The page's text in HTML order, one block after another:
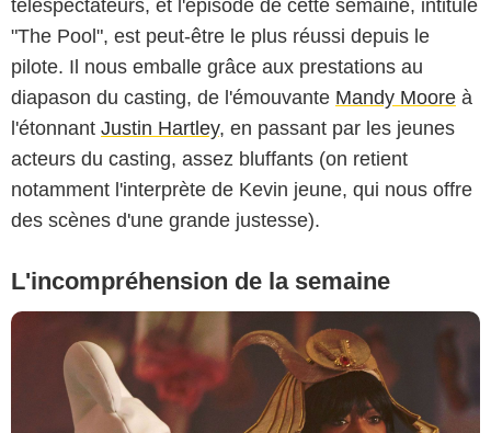
téléspectateurs, et l'épisode de cette semaine, intitulé
"The Pool", est peut-être le plus réussi depuis le
pilote. Il nous emballe grâce aux prestations au
diapason du casting, de l'émouvante Mandy Moore à
l'étonnant Justin Hartley, en passant par les jeunes
acteurs du casting, assez bluffants (on retient
notamment l'interprète de Kevin jeune, qui nous offre
des scènes d'une grande justesse).
L'incompréhension de la semaine